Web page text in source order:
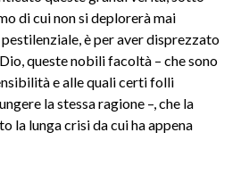
di cui non si deplorerà mai
è per aver disprezzato
queste nobili facoltà – che sono
e alle quali certi folli
la stessa ragione –, che la
la lunga crisi da cui ha appena